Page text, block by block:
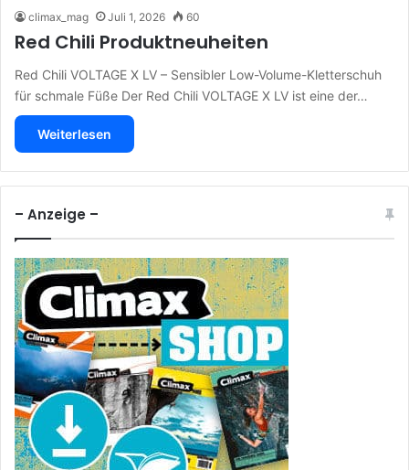
climax_mag Juli 1, 2026 60
Red Chili Produktneuheiten
Red Chili VOLTAGE X LV – Sensibler Low-Volume-Kletterschuh
für schmale Füße Der Red Chili VOLTAGE X LV ist eine der…
Weiterlesen
– Anzeige –